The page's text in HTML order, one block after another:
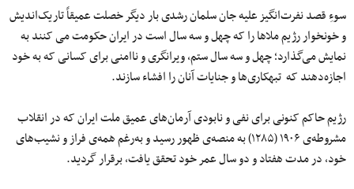
سوءِ قصد نفرت‌انگیز علیه جان سلمان رشدی بار دیگر خصلت عمیقاً تاریک‌ا‌ندیش
و خونخوار رژیم ملاها را که چهل‌ و سه سال است در ایران حکومت می کنند به‌
نمایش می‌گذارد؛ چهل‌ و سه سال ستم، ویرانگری و ناامنی برای کسانی که به خود
اجازه‌دهند که تبهکاری‌ها و جنایات آنان را افشاء سازند.
رژیم حاکم کنونی برای نفی و نابودی آرمان‌های عمیق ملت ایران که در انقلاب
مشروطه‌ی ۱۹۰۶ (۱۲۸۵) به منصه‌ی ظهور رسید و به‌رغم همه‌ی فراز و نشیب‌های
خود، در مدت هفتاد و دو سال عمر خود تحقق یافت، برقرار گردید.